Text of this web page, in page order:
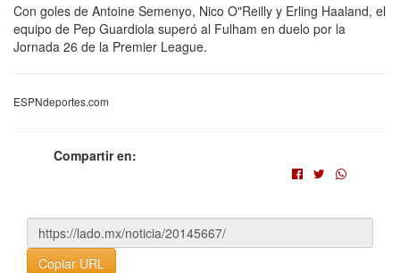
Con goles de Antoine Semenyo, Nico O"Reilly y Erling Haaland, el
equipo de Pep Guardiola superó al Fulham en duelo por la
Jornada 26 de la Premier League.
ESPNdeportes.com
Compartir en:
Copiar URL